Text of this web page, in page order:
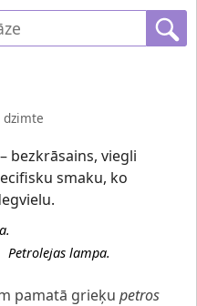
bezkrāsains, viegli
smaku, ko
Petrolejas lampa.
pamatā grieķu petros